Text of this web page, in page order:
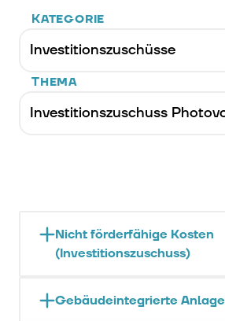
Kategorie
Thema
Nicht förderfähige Kosten
(Investitionszuschuss)
Gebäudeintegrierte Anlage